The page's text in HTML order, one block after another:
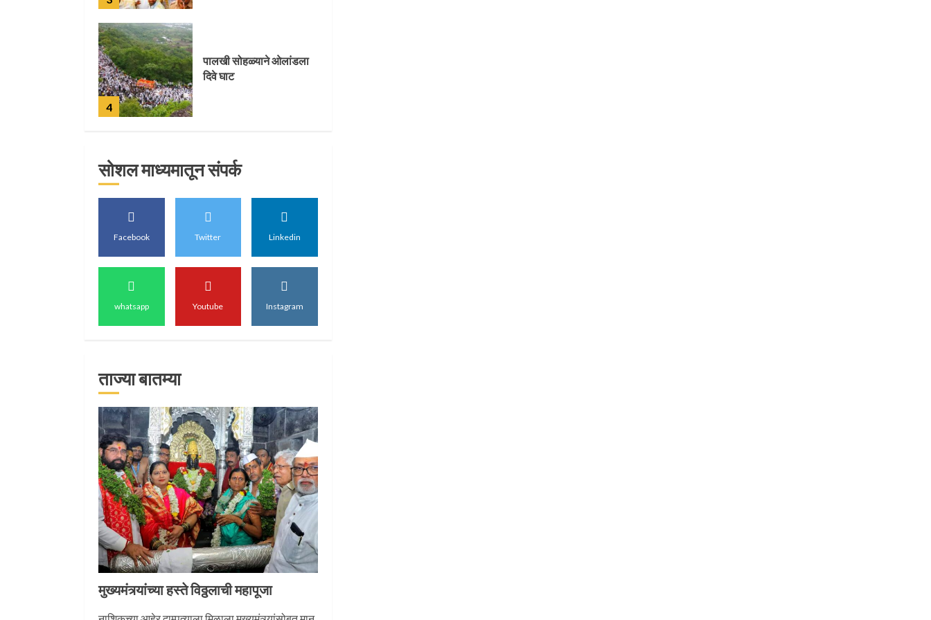
4
पालखी सोहळ्याने ओलांडला
दिवे घाट
पुणेकरांकडून पालख्यांचे
1
महापूजा
2
3
माऊलींची पालखी खंडेरायाच्या
जेजुरीत
सोशल माध्यमातून संपर्क
Facebook Twitter Linkedin
whatsapp Youtube Instagram
ताज्या बातम्या
मुख्यमंत्र्यांच्या हस्ते विठ्ठलाची महापूजा